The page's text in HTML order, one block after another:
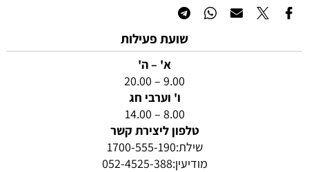
שועת פעילות
א' – ה'
9.00 – 20.00
ו' וערבי חג
8.00 – 14.00
טלפון ליצירת קשר
שילת:1700-555-190
מודיעין:052-4525-388